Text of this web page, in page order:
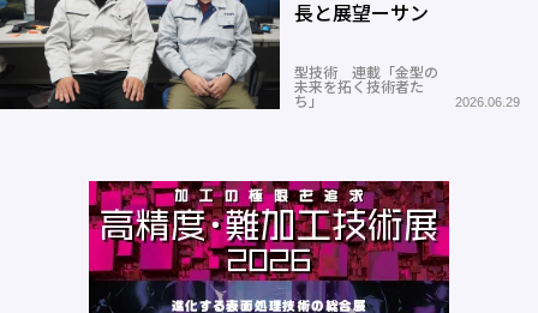
長と展望ーサン
型技術 連載「金型の
未来を拓く技術者た
ち」
2026.06.29